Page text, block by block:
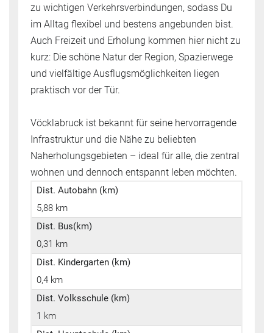
zu wichtigen Verkehrsverbindungen, sodass Du
im Alltag flexibel und bestens angebunden bist.
Auch Freizeit und Erholung kommen hier nicht zu
kurz: Die schöne Natur der Region, Spazierwege
und vielfältige Ausflugsmöglichkeiten liegen
praktisch vor der Tür.
Vöcklabruck ist bekannt für seine hervorragende
Infrastruktur und die Nähe zu beliebten
Naherholungsgebieten – ideal für alle, die zentral
wohnen und dennoch entspannt leben möchten.
Dist. Autobahn (km)
5,88 km
Dist. Bus(km)
0,31 km
Dist. Kindergarten (km)
0,4 km
Dist. Volksschule (km)
1 km